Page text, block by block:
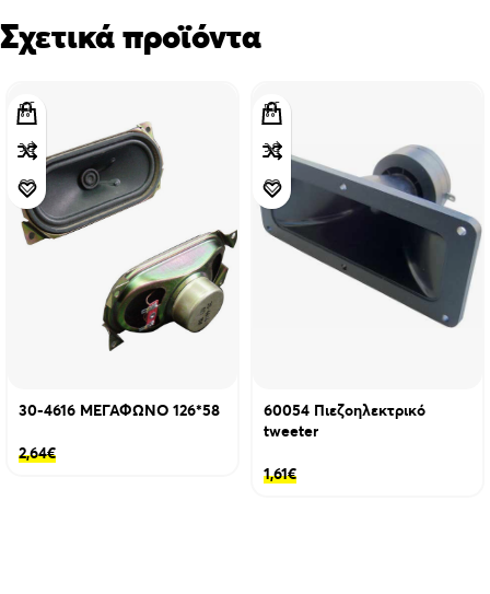
Σχετικά προϊόντα
30-4616 ΜΕΓΑΦΩΝΟ 126*58
2,64€
60054 Πιεζοηλεκτρικό
tweeter
1,61€